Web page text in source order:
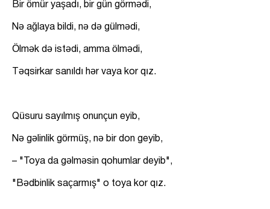
Bir ömür yaşadı, bir gün görmədi,
Nə ağlaya bildi, nə də gülmədi,
Ölmək də istədi, amma ölmədi,
Təqsirkar sanıldı hər vaya kor qız.
Qüsuru sayılmış onunçun eyib,
Nə gəlinlik görmüş, nə bir don geyib,
– "Toya da gəlməsin qohumlar deyib",
"Bədbinlik saçarmış" o toya kor qız.